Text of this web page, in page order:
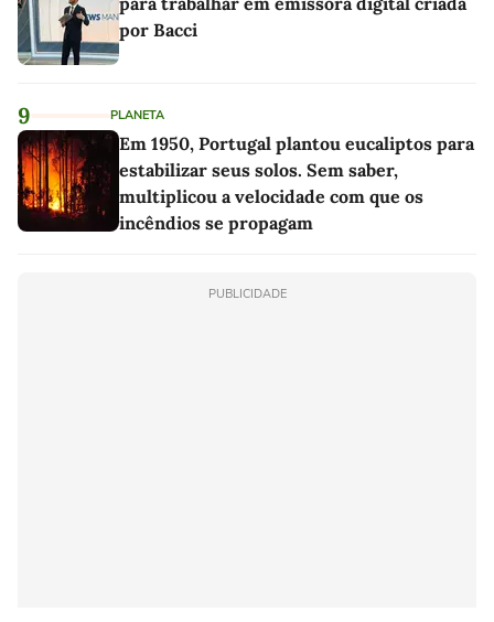
por Bacci
9 PLANETA
Em 1950, Portugal plantou eucaliptos para
estabilizar seus solos. Sem saber,
multiplicou a velocidade com que os
incêndios se propagam
PUBLICIDADE